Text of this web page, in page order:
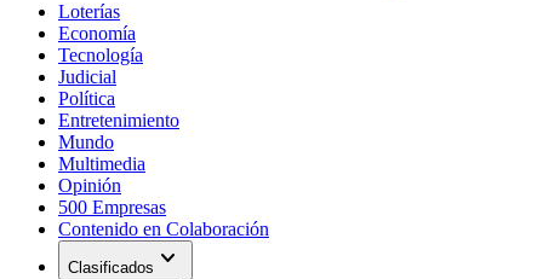
Loterías
Economía
Tecnología
Judicial
Política
Entretenimiento
Mundo
Multimedia
Opinión
500 Empresas
Contenido en Colaboración
Clasificados expand_more